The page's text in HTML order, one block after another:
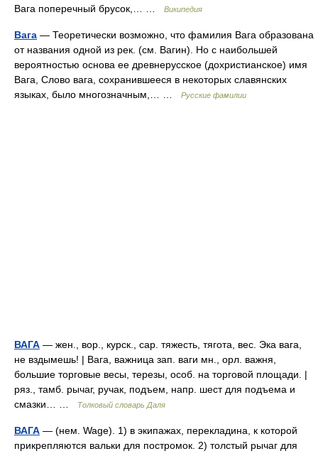
Вага поперечный брусок,… …
Википедия
Вага — Теоретически возможно, что фамилия Вага образована
от названия одной из рек. (см. Вагин). Но с наибольшей
вероятностью основа ее древнерусское (дохристианское) имя
Вага, Слово вага, сохранившееся в некоторых славянских
языках, было многозначным,… …
Русские фамилии
ВАГА — жен., вор., курск., сар. тяжесть, тягота, вес. Эка вага,
не вздымешь! | Вага, важница зап. ваги мн., орл. важня,
большие торговые весы, терезы, особ. на торговой площади. |
ряз., тамб. рычаг, ручак, подъем, напр. шест для подъема и
смазки… …
Толковый словарь Даля
ВАГА — (нем. Wage). 1) в экипажах, перекладина, к которой
прикрепляются вальки для постромок. 2) толстый рычаг для